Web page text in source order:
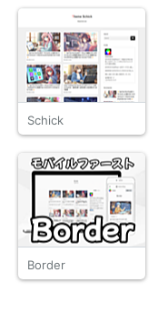
Schick
Border